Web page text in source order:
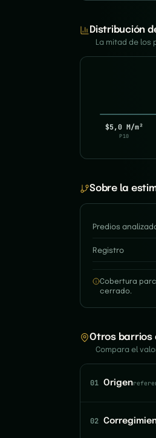
Distribución
La mitad de los
$5,0 M/m²
P10
Sobre la
Predios
Registro
Cobertura
cerrado.
Otros barrios
Compara el
01 Origen
02